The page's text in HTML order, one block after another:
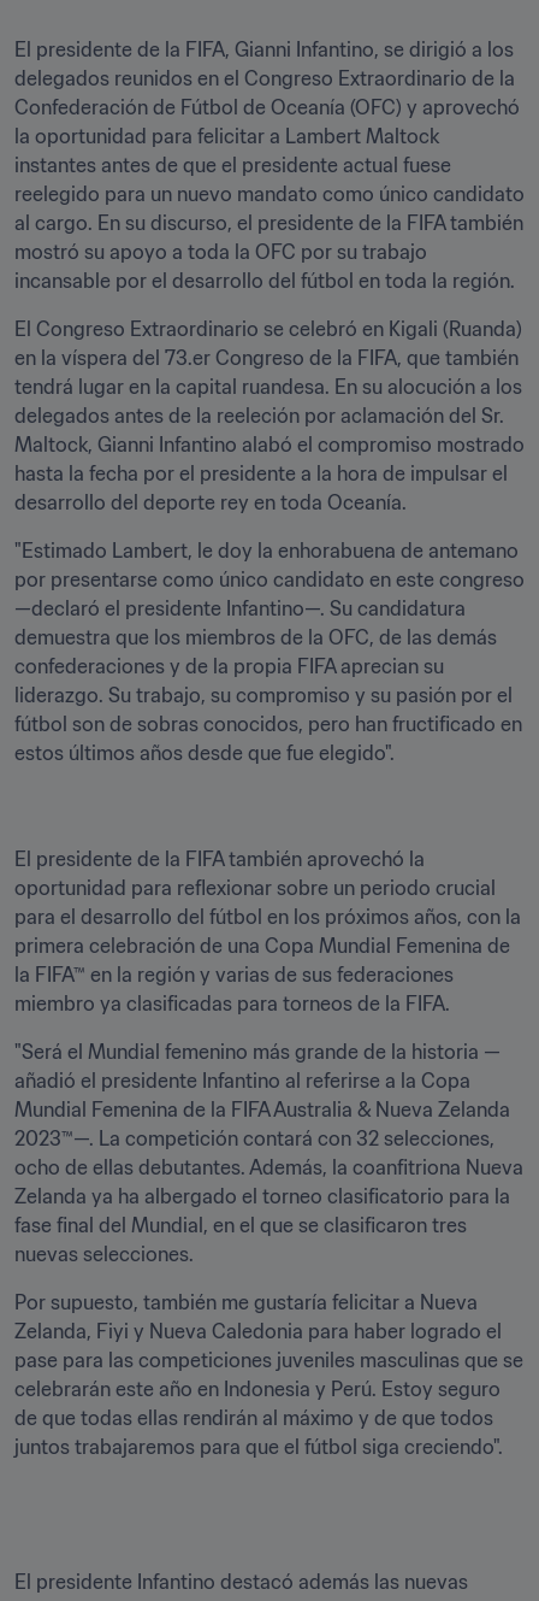
El presidente de la FIFA, Gianni Infantino, se dirigió a los
delegados reunidos en el Congreso Extraordinario de la
Confederación de Fútbol de Oceanía (OFC) y aprovechó
la oportunidad para felicitar a Lambert Maltock
instantes antes de que el presidente actual fuese
reelegido para un nuevo mandato como único candidato
al cargo. En su discurso, el presidente de la FIFA también
mostró su apoyo a toda la OFC por su trabajo
incansable por el desarrollo del fútbol en toda la región.
El Congreso Extraordinario se celebró en Kigali (Ruanda)
en la víspera del 73.er Congreso de la FIFA, que también
tendrá lugar en la capital ruandesa. En su alocución a los
delegados antes de la reeleción por aclamación del Sr.
Maltock, Gianni Infantino alabó el compromiso mostrado
hasta la fecha por el presidente a la hora de impulsar el
desarrollo del deporte rey en toda Oceanía.
"Estimado Lambert, le doy la enhorabuena de antemano
por presentarse como único candidato en este congreso
—declaró el presidente Infantino—. Su candidatura
demuestra que los miembros de la OFC, de las demás
confederaciones y de la propia FIFA aprecian su
liderazgo. Su trabajo, su compromiso y su pasión por el
fútbol son de sobras conocidos, pero han fructificado en
estos últimos años desde que fue elegido".
El presidente de la FIFA también aprovechó la
oportunidad para reflexionar sobre un periodo crucial
para el desarrollo del fútbol en los próximos años, con la
primera celebración de una Copa Mundial Femenina de
la FIFA™ en la región y varias de sus federaciones
miembro ya clasificadas para torneos de la FIFA.
"Será el Mundial femenino más grande de la historia —
añadió el presidente Infantino al referirse a la Copa
Mundial Femenina de la FIFA Australia & Nueva Zelanda
2023™—. La competición contará con 32 selecciones,
ocho de ellas debutantes. Además, la coanfitriona Nueva
Zelanda ya ha albergado el torneo clasificatorio para la
fase final del Mundial, en el que se clasificaron tres
nuevas selecciones.
Por supuesto, también me gustaría felicitar a Nueva
Zelanda, Fiyi y Nueva Caledonia para haber logrado el
pase para las competiciones juveniles masculinas que se
celebrarán este año en Indonesia y Perú. Estoy seguro
de que todas ellas rendirán al máximo y de que todos
El presidente Infantino destacó además las nuevas